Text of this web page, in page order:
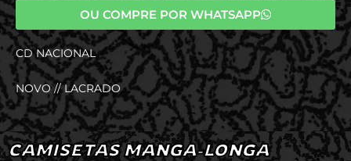
OU COMPRE POR WHATSAPP
CD NACIONAL
NOVO // LACRADO
CAMISETAS MANGA-LONGA